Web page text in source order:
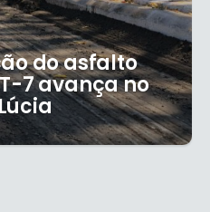
do asfalto
7 avança no